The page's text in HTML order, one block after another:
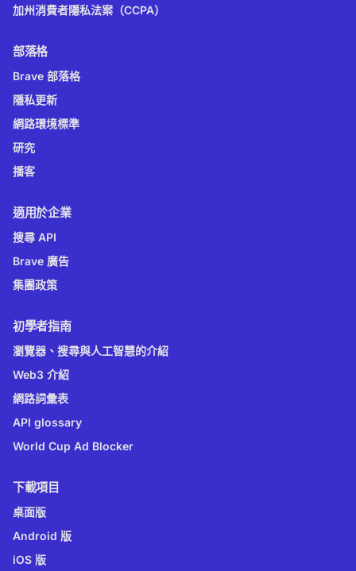
加州消費者隱私法案（CCPA）
部落格
Brave 部落格
隱私更新
網路環境標準
研究
播客
適用於企業
搜尋 API
Brave 廣告
集團政策
初學者指南
瀏覽器、搜尋與人工智慧的介紹
Web3 介紹
網路詞彙表
API glossary
World Cup Ad Blocker
下載項目
桌面版
Android 版
iOS 版